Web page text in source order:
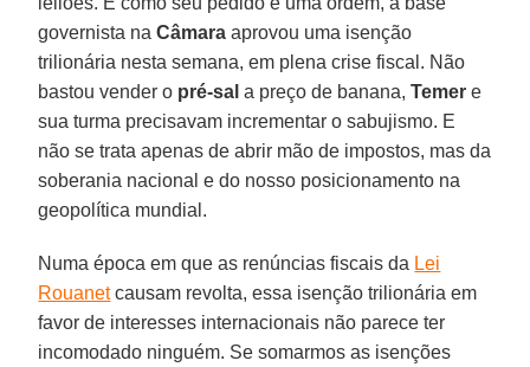
governista naCâmara aprovou uma isenção
trilionária nesta semana, em plena crise fiscal. Não
bastou vender o pré-sal a preço de banana,Temer e
sua turma precisavam incrementar o sabujismo. E
não se trata apenas de abrir mão de impostos, mas da
soberania nacional e do nosso posicionamento na
geopolítica mundial.
Numa época em que as renúncias fiscais da Lei
Rouanetcausam revolta, essa isenção trilionária em
favor de interesses internacionais não parece ter
incomodado ninguém. Se somarmos as isenções